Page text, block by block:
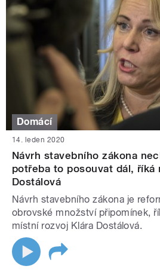
Domácí
14. leden 2020
Návrh stavebního zákona
potřeba to posouvat dál, říká
Dostálová
Návrh stavebního zákona je
obrovské množství připomínek,
místní rozvoj Klára Dostálová.